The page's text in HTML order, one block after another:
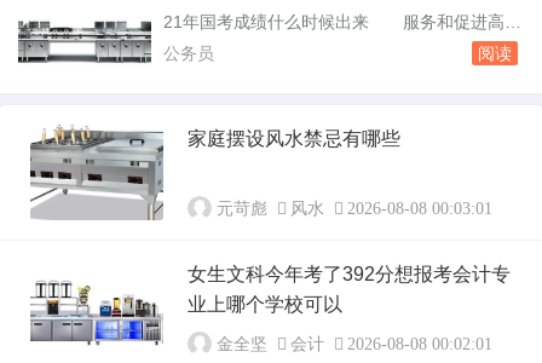
要看到餐厅。那么厨房餐厅隔断如何设计，一起
来欣赏厨房餐厅装修效果图。开放式厨房与小吧
话都考哪些科目呢跟社会上
21年国考成绩什么时候出来 服务和促进高校
毕业生就业工作。刚刚退伍的小岳今年是第一次
产生太大的影响。小岳坦言，国考只是自己的一
个选择，自己也会参加地方公务员招录。此外，
军...
公务员 阅读
家庭摆设风水禁忌有哪些
元苛彪 风水 2026-08-08 00:03:01
女生文科今年考了392分想报考会计专
业上哪个学校可以
金全坚 会计 2026-08-08 00:02:01